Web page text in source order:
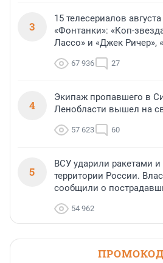
3
15 телесериалов
«Фонтанки»: «Коп-
Лассо» и «Джек Ричер»,
67 936 27
4
Экипаж пропавшего в
Ленобласти вышел на
57 623 60
5
ВСУ ударили ракетами
территории России.
сообщили о
54 962